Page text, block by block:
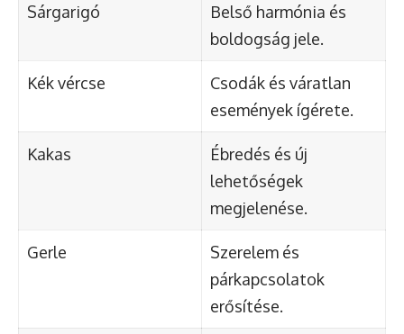
Sárgarigó
Belső harmónia és
boldogság jele.
Kék vércse
Csodák és váratlan
események ígérete.
Kakas
Ébredés és új
lehetőségek
megjelenése.
Gerle
Szerelem és
párkapcsolatok
erősítése.